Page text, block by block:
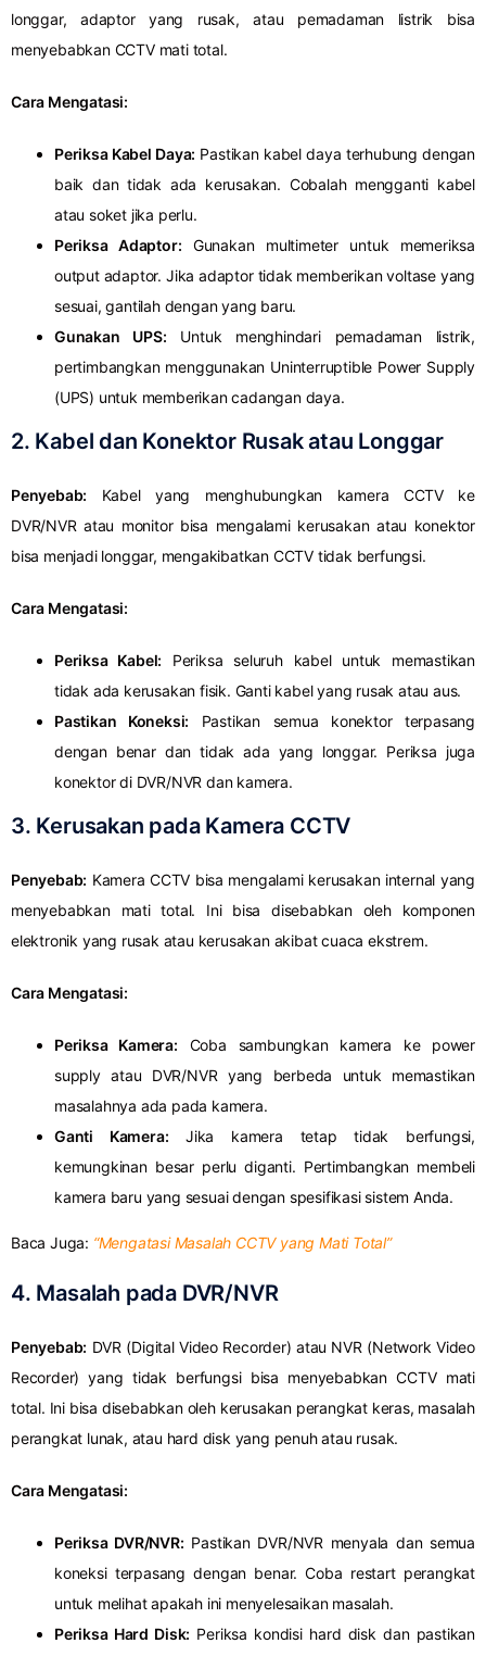
longgar, adaptor yang rusak, atau pemadaman listrik bisa
menyebabkan CCTV mati total.
Cara Mengatasi:
Periksa Kabel Daya: Pastikan kabel daya terhubung dengan
baik dan tidak ada kerusakan. Cobalah mengganti kabel
atau soket jika perlu.
Periksa Adaptor: Gunakan multimeter untuk memeriksa
output adaptor. Jika adaptor tidak memberikan voltase yang
sesuai, gantilah dengan yang baru.
Gunakan UPS: Untuk menghindari pemadaman listrik,
pertimbangkan menggunakan Uninterruptible Power Supply
(UPS) untuk memberikan cadangan daya.
2. Kabel dan Konektor Rusak atau Longgar
Penyebab: Kabel yang menghubungkan kamera CCTV ke
DVR/NVR atau monitor bisa mengalami kerusakan atau konektor
bisa menjadi longgar, mengakibatkan CCTV tidak berfungsi.
Cara Mengatasi:
Periksa Kabel: Periksa seluruh kabel untuk memastikan
tidak ada kerusakan fisik. Ganti kabel yang rusak atau aus.
Pastikan Koneksi: Pastikan semua konektor terpasang
dengan benar dan tidak ada yang longgar. Periksa juga
konektor di DVR/NVR dan kamera.
3. Kerusakan pada Kamera CCTV
Penyebab: Kamera CCTV bisa mengalami kerusakan internal yang
menyebabkan mati total. Ini bisa disebabkan oleh komponen
elektronik yang rusak atau kerusakan akibat cuaca ekstrem.
Cara Mengatasi:
Periksa Kamera: Coba sambungkan kamera ke power
supply atau DVR/NVR yang berbeda untuk memastikan
masalahnya ada pada kamera.
Ganti Kamera: Jika kamera tetap tidak berfungsi,
kemungkinan besar perlu diganti. Pertimbangkan membeli
kamera baru yang sesuai dengan spesifikasi sistem Anda.
Baca Juga: “Mengatasi Masalah CCTV yang Mati Total”
4. Masalah pada DVR/NVR
Penyebab: DVR (Digital Video Recorder) atau NVR (Network Video
Recorder) yang tidak berfungsi bisa menyebabkan CCTV mati
total. Ini bisa disebabkan oleh kerusakan perangkat keras, masalah
perangkat lunak, atau hard disk yang penuh atau rusak.
Cara Mengatasi:
Periksa DVR/NVR: Pastikan DVR/NVR menyala dan semua
koneksi terpasang dengan benar. Coba restart perangkat
untuk melihat apakah ini menyelesaikan masalah.
Periksa Hard Disk: Periksa kondisi hard disk dan pastikan